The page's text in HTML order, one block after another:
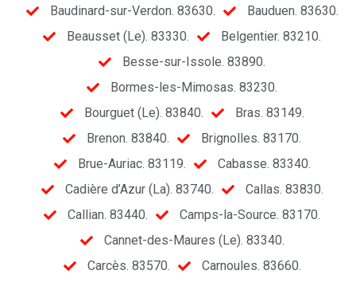
Baudinard-sur-Verdon. 83630.
Bauduen. 83630.
Beausset (Le). 83330.
Belgentier. 83210.
Besse-sur-Issole. 83890.
Bormes-les-Mimosas. 83230.
Bourguet (Le). 83840.
Bras. 83149.
Brenon. 83840.
Brignolles. 83170.
Brue-Auriac. 83119.
Cabasse. 83340.
Cadière d’Azur (La). 83740.
Callas. 83830.
Callian. 83440.
Camps-la-Source. 83170.
Cannet-des-Maures (Le). 83340.
Carcès. 83570.
Carnoules. 83660.